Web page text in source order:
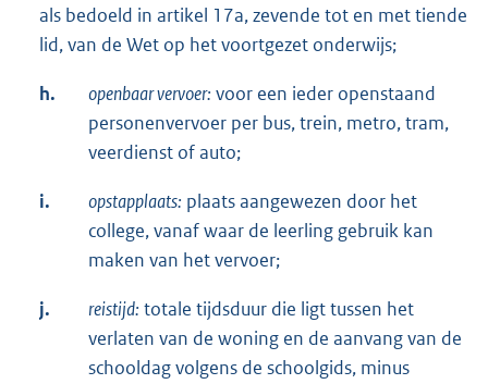
als bedoeld in artikel 17a, zevende tot en met tiende
lid, van de Wet op het voortgezet onderwijs;
h. openbaar vervoer: voor een ieder openstaand
personenvervoer per bus, trein, metro, tram,
veerdienst of auto;
i. opstapplaats: plaats aangewezen door het
college, vanaf waar de leerling gebruik kan
maken van het vervoer;
j. reistijd: totale tijdsduur die ligt tussen het
verlaten van de woning en de aanvang van de
schooldag volgens de schoolgids, minus